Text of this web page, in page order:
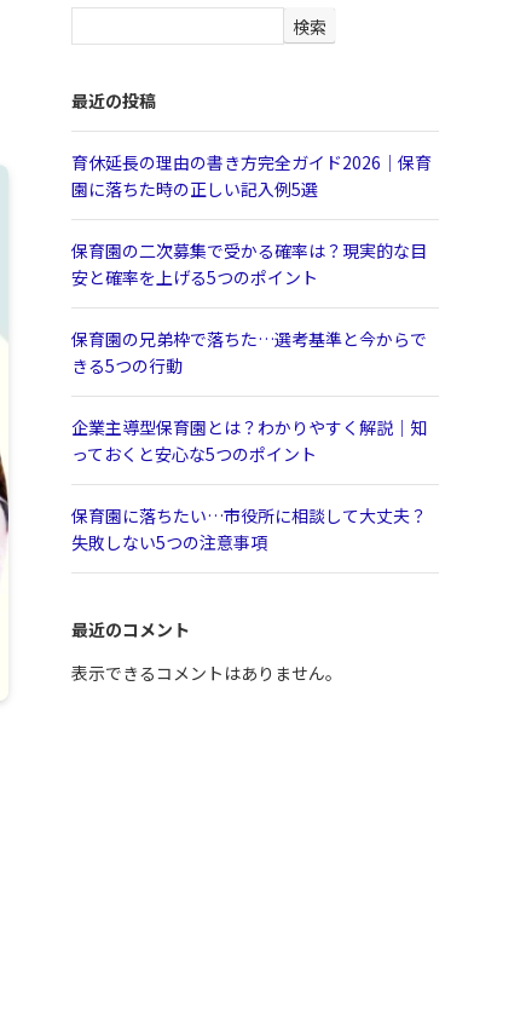
検索
最近の投稿
育休延長の理由の書き方完全ガイド2026｜保育
園に落ちた時の正しい記入例5選
保育園の二次募集で受かる確率は？現実的な目
安と確率を上げる5つのポイント
保育園の兄弟枠で落ちた…選考基準と今からで
きる5つの行動
企業主導型保育園とは？わかりやすく解説｜知
っておくと安心な5つのポイント
保育園に落ちたい…市役所に相談して大丈夫？
失敗しない5つの注意事項
最近のコメント
表示できるコメントはありません。